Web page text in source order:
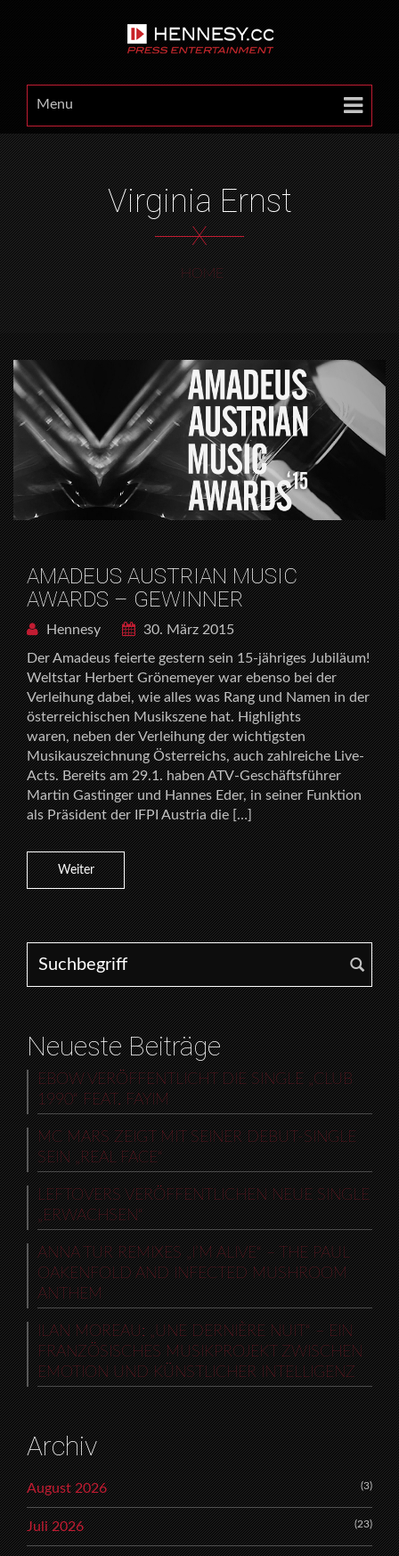
Menu
Virginia Ernst
X
HOME
AMADEUS AUSTRIAN MUSIC
AWARDS – GEWINNER
Hennesy
30. März 2015
Der Amadeus feierte gestern sein 15-jähriges Jubiläum!
Weltstar Herbert Grönemeyer war ebenso bei der
Verleihung dabei, wie alles was Rang und Namen in der
österreichischen Musikszene hat. Highlights
waren, neben der Verleihung der wichtigsten
Musikauszeichnung Österreichs, auch zahlreiche Live-
Acts. Bereits am 29.1. haben ATV-Geschäftsführer
Martin Gastinger und Hannes Eder, in seiner Funktion
als Präsident der IFPI Austria die […]
Weiter
Search for:
Neueste Beiträge
EBOW VERÖFFENTLICHT DIE SINGLE „CLUB
1990“ FEAT. FAYIM
MC MARS ZEIGT MIT SEINER DEBUT-SINGLE
SEIN „REAL FACE“
LEFTOVERS VERÖFFENTLICHEN NEUE SINGLE
„ERWACHSEN“
ANNA TUR REMIXES „I’M ALIVE“ – THE PAUL
OAKENFOLD AND INFECTED MUSHROOM
ANTHEM
ILAN MOREAU: „UNE DERNIÈRE NUIT“ – EIN
FRANZÖSISCHES MUSIKPROJEKT ZWISCHEN
EMOTION UND KÜNSTLICHER INTELLIGENZ
Archiv
August 2026 (3)
Juli 2026 (23)